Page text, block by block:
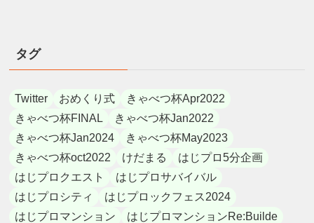
タグ
Twitter おめくり式
きゃべつ杯Apr2022
きゃべつ杯FINAL
きゃべつ杯Jan2022
きゃべつ杯Jan2024
きゃべつ杯May2023
きゃべつ杯oct2022
けだまる
はじプロ5分企画
はじプロクエスト
はじプロサバイバル
はじプロシティ
はじプロックフェス2024
はじプロマンション
はじプロマンションRe:Builde